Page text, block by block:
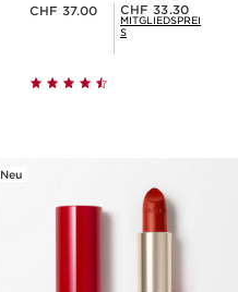
CHF 37.00 Mitgliederpreis CHF 33.30
CHF 33.30
MITGLIEDSPREI
S
Neu